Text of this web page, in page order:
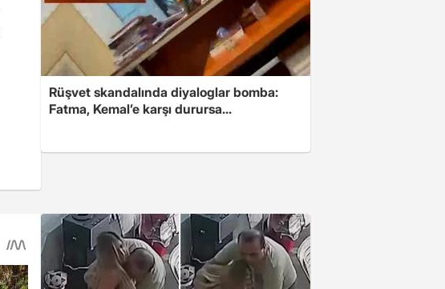
Rüşvet skandalında diyaloglar bomba:
Fatma, Kemal’e karşı durursa...